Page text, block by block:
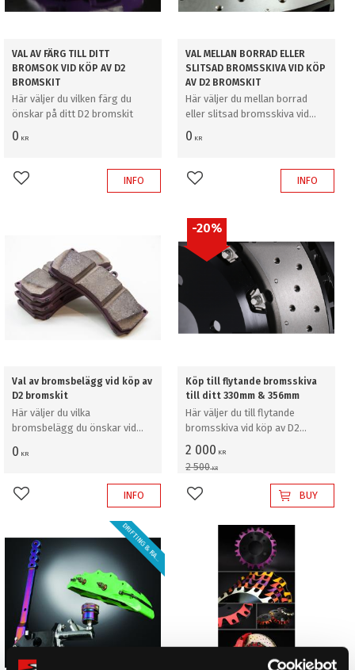
VAL AV FÄRG TILL DITT
BROMSOK VID KÖP AV D2
BROMSKIT
Här väljer du vilken färg du
önskar på ditt D2 bromskit
0 KR
Add to favorites INFO
VAL MELLAN BORRAD ELLER
SLITSAD BROMSSKIVA VID KÖP
AV D2 BROMSKIT
Här väljer du mellan borrad
eller slitsad bromsskiva vid
köp av D2 bromskit
0 KR
Add to favorites INFO
Val av bromsbelägg vid köp av
D2 bromskit
Här väljer du vilka
bromsbelägg du önskar vid
0 KR
Add to favorites INFO
Köp till flytande bromsskiva
till ditt 330mm & 356mm
Här väljer du till flytande
bromsskiva vid köp av D2
bromskit
2 000 KR
2 500KR
20%
Add to favorites BUY
D
R
I
F
T
I
N
G
&
R
A
L
L
Y
!